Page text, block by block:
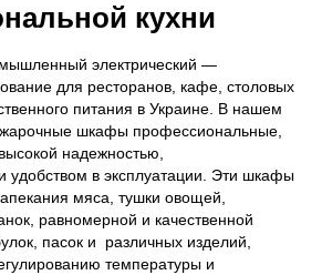
кухни
электрический —
для ресторанов, кафе, столовых
питания в Украине. В нашем
жарочные шкафы профессиональные,
надежностью,
удобством в эксплуатации. Эти шкафы
мяса, тушки овощей,
равномерной и качественной
пасок и различных изделий,
температуры и